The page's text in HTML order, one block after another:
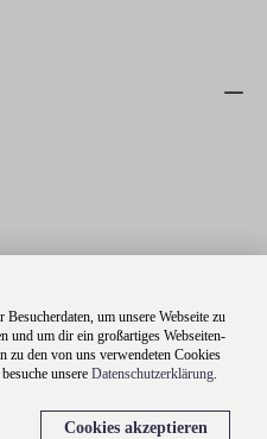
um unsere Webseite zu
und um dir ein großartiges Webseiten-
zu den von uns verwendeten Cookies
unsere Datenschutzerklärung.
Cookies akzeptieren